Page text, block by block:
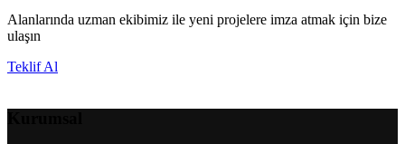
Alanlarında uzman ekibimiz ile yeni projelere imza atmak için bize
ulaşın
Teklif Al